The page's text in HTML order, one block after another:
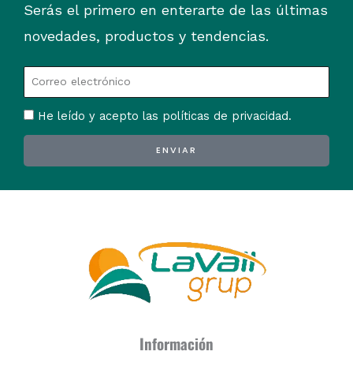
Serás el primero en enterarte de las últimas
novedades, productos y tendencias.
He leído y acepto las políticas de privacidad.
ENVIAR
Información